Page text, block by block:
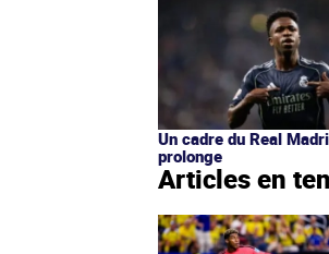
Un cadre du Real
prolonge
Articles en